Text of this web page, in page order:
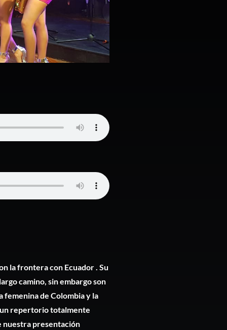
la frontera con Ecuador . Su
camino, sin embargo son
femenina de Colombia y la
un repertorio totalmente
nuestra presentación